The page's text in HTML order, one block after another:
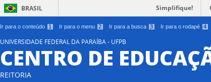
Ir para o conteúdo 1 Ir para o menu 2 Ir para a busca 3 Ir para o rodapé 4
BRASIL Simplifique!
UNIVERSIDADE FEDERAL DA PARAÍBA - UFPB
CENTRO DE
REITORIA